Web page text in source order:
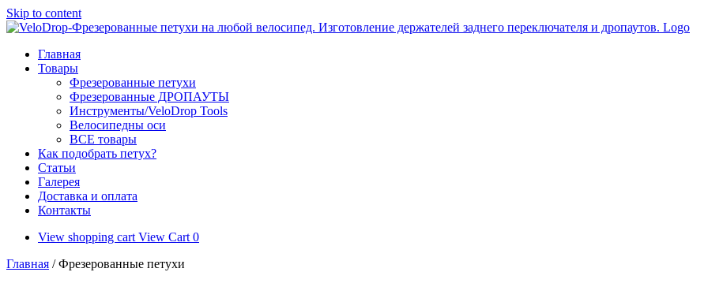
Skip to content
Главная
Товары
Фрезерованные петухи
Фрезерованные ДРОПАУТЫ
Инструменты/VeloDrop Tools
Велосипедны оси
ВСЕ товары
Как подобрать петух?
Статьи
Галерея
Доставка и оплата
Контакты
View shopping cart View Cart 0
Главная / Фрезерованные петухи